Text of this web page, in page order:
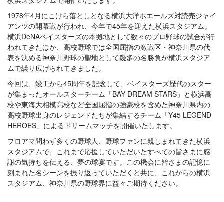
1978年4月にこけら落としとなる横浜大洋ホエールズ対読売ジャイ
アンツの開幕戦が行われ、今年で45年を迎えた横浜スタジアム。
横浜DeNAベイスターズの本拠地として数々のプロ野球の試合が行
われてきたほか、高校野球では全国屈指の激戦区・神奈川県の代
表を決める神奈川野球の聖地として幾多の名勝負が横浜スタジア
ムで繰り広げられてきました。
今回は、竣工から45周年を記念して、ベイスターズ歴代のスター
が集まったオールスターチーム「BAY DREAM STARS」と横浜高
校や東海大相模高校など全国屈指の強豪校を含めた神奈川県内の
高校野球出身のレジェンドたちが集結するチーム「Y45 LEGEND
HEROES」によるドリームマッチを開催いたします。
プロアマ問わず多くの野球人、野球ファンに親しまれてきた横浜
スタジアムで、これまで応援していただいたすべての皆さまに感
謝の気持ちを伝える、夢の球宴です。この機会に皆さまの記憶に
刻まれた名シーンを振り返っていただくと共に、これからの横浜
スタジアム、神奈川県の野球界に益々ご期待ください。